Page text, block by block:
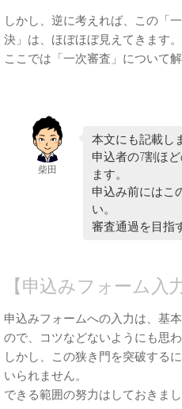
しかし、逆に考えれば、この「
決」は、ほぼほぼ見えてきます。
ここでは「一次審査」について解
柴田
本文にも記載し
申込者の7割ほ
ます。
申込み前にはこ
い。
審査通過を目指
【申込みフォーム入
申込みフォームへの入力は、基
ので、コツなどないようにも思わ
しかし、この狭き門を突破する
いられません。
できる範囲の努力はしておきまし